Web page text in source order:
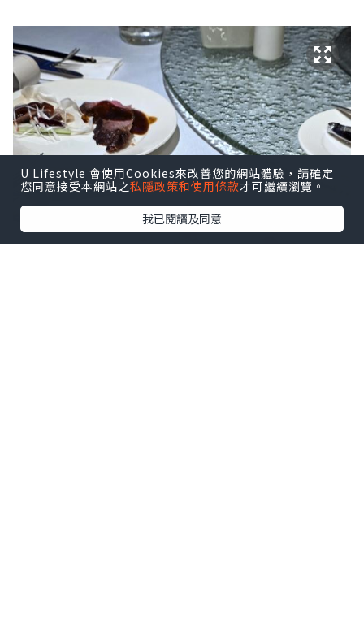
U Lifestyle 會使用Cookies來改善您的網站體驗，請確定
您同意接受本網站之私隱政策和使用條款才可繼續瀏覽。
我已閱讀及同意